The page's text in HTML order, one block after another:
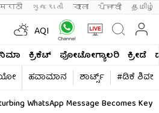
ગુજરાતી বাংলা ਪੰਜਾਬੀ தமிழ்
AQI
ಕ್ರಿಕೆಟ್​ ಫೋಟೋಗ್ಯಾಲರಿ ಕ್ರೀಡೆ
ಹವಾಮಾನ ಶಾರ್ಟ್ಸ್​
#ಡಿಕೆ
WhatsApp Message Becomes Key